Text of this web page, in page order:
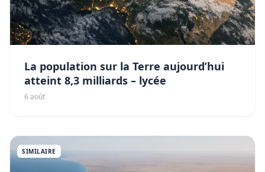
La population sur la Terre aujourd’hui
atteint 8,3 milliards – lycée
6 août
SIMILAIRE